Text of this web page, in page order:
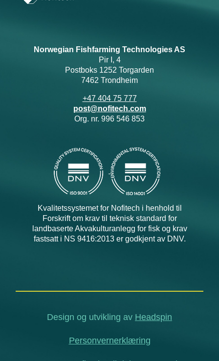
Norwegian Fishfarming Technologies AS
Pir I, 4
Postboks 1252 Torgarden
7462 Trondheim
+47 404 75 777
post@nofitech.com
Org. nr. 996 546 853
Kvalitetssystemet for Nofitech i henhold til
Forskrift om krav til teknisk standard for
landbaserte Akvakulturanlegg for fisk og krav
fastsatt i NS 9416:2013 er godkjent av DNV.
Design og utvikling av Headspin
Personvernerklæring